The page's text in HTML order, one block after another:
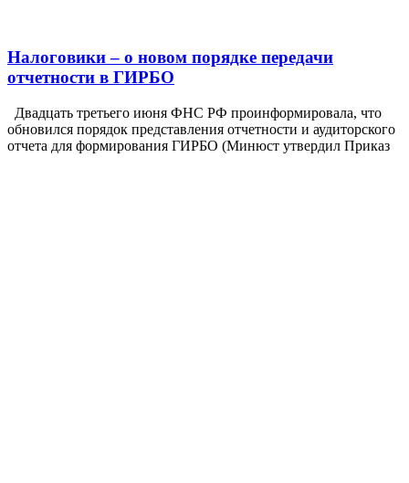
Налоговики – о новом порядке передачи
отчетности в ГИРБО
Двадцать третьего июня ФНС РФ проинформировала, что
обновился порядок представления отчетности и аудиторского
отчета для формирования ГИРБО (Минюст утвердил Приказ